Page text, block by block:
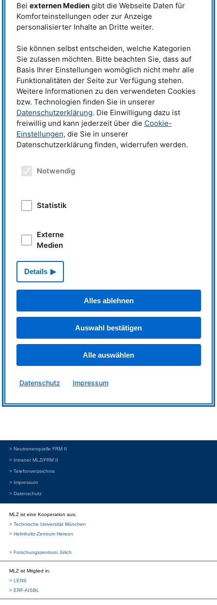
FIREPOD*
SAPHiR*
SPODI
SPEC
POLI
POWTEX*
Nanostrukturen SANS-1 KWS-1
KWS-2
KWS -3
MARIA
SANS-1
REFSANS
NREX
Spektroskopie
KOMPASS
PUMA
RESEDA
TOFTOF
DNS
PANDA
SPHERES
TOPAS
Bildgebende
ANTARES
NECTAR
Elementanalyse
PGAA
Positronen
im Aufbau
MLZInstrumentübersicht
> Neutronenquelle FRM II
> Intranet MLZ/FRM II
> Telefonverzeichnis
> Impressum
> Datenschutz
MLZ ist eine Kooperation aus:
> Technische Universität München
> Helmholtz-Zentrum Hereon
> Forschungszentrum Jülich
MLZ ist Mitglied in:
> LENS
> ERF-AISBL
Bei externen Mediengibt die Webseite Daten für
Komforteinstellungen oder zur Anzeige
personalisierter Inhalte an Dritte weiter.
Sie können selbst entscheiden, welche Kategorien
Sie zulassen möchten. Bitte beachten Sie, dass auf
Basis Ihrer Einstellungen womöglich nicht mehr alle
Funktionalitäten der Seite zur Verfügung stehen.
Weitere Informationen zu den verwendeten Cookies
bzw. Technologien finden Sie in unserer
Datenschutzerklärung. Die Einwilligung dazu ist
freiwillig und kann jederzeit über die Cookie-
Einstellungen, die Sie in unserer
Datenschutzerklärung finden, widerrufen werden.
Notwendig
Statistik
Externe
Medien
Details
Alles ablehnen
Auswahl bestätigen
Alle auswählen
Datenschutz Impressum